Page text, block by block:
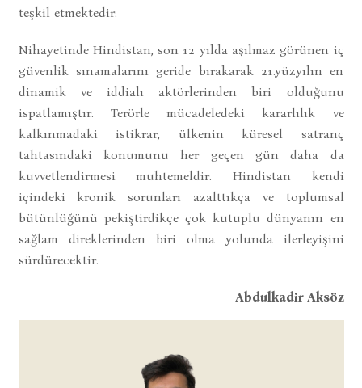
teşkil etmektedir.
Nihayetinde Hindistan, son 12 yılda aşılmaz görünen iç
güvenlik sınamalarını geride bırakarak 21.yüzyılın en
dinamik ve iddialı aktörlerinden biri olduğunu
ispatlamıştır. Terörle mücadeledeki kararlılık ve
kalkınmadaki istikrar, ülkenin küresel satranç
tahtasındaki konumunu her geçen gün daha da
kuvvetlendirmesi muhtemeldir. Hindistan kendi
içindeki kronik sorunları azalttıkça ve toplumsal
bütünlüğünü pekiştirdikçe çok kutuplu dünyanın en
sağlam direklerinden biri olma yolunda ilerleyişini
sürdürecektir.
Abdulkadir Aksöz